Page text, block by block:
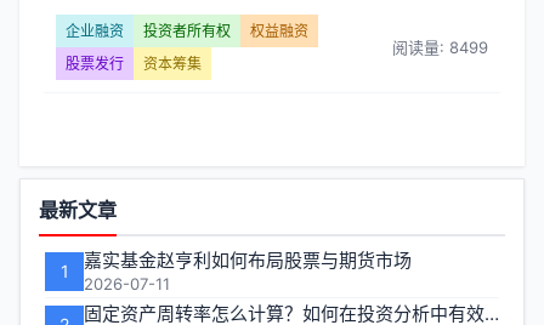
资
者
有
权】
文
企业融资 投资者所有权
权益融资
股票发行
资本筹集
阅读量: 8499
功
能
区
最新文章
1 嘉实基金赵亨利如何布局股票与期货市场
2026-07-11
固定资产周转率怎么计算？如何在投资分析中有效运用？